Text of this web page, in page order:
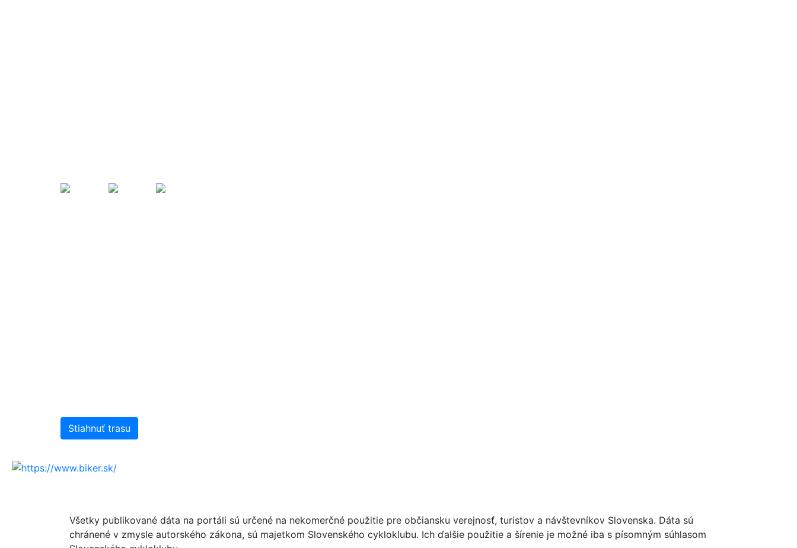
Stiahnuť trasu
Všetky publikované dáta na portáli sú určené na nekomerčné použitie pre občiansku verejnosť, turistov a návštevníkov Slovenska. Dáta sú
chránené v zmysle autorského zákona, sú majetkom Slovenského cykloklubu. Ich ďalšie použitie a šírenie je možné iba s písomným súhlasom